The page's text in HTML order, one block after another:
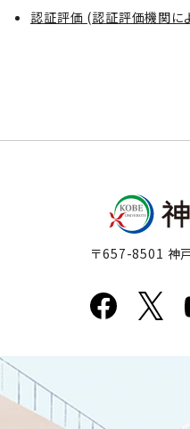
認証評価 (認証評価機関に
〒657-8501 神